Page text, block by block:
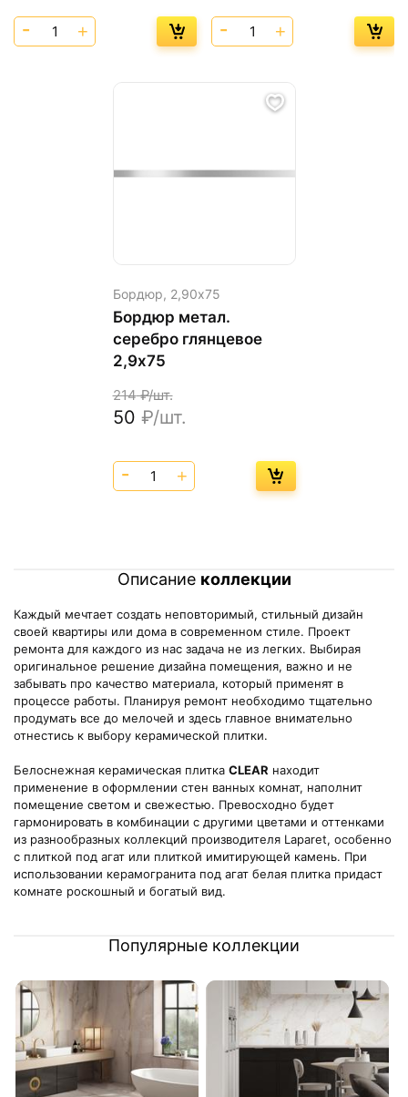
Бордюр, 2,90х75
Бордюр метал.
серебро глянцевое
2,9х75
214₽/шт.
50 ₽/шт.
Описание коллекции
Каждый мечтает создать неповторимый, стильный дизайн
своей квартиры или дома в современном стиле. Проект
ремонта для каждого из нас задача не из легких. Выбирая
оригинальное решение дизайна помещения, важно и не
забывать про качество материала, который применят в
процессе работы. Планируя ремонт необходимо тщательно
продумать все до мелочей и здесь главное внимательно
отнестись к выбору керамической плитки.
Белоснежная керамическая плитка CLEAR находит
применение в оформлении стен ванных комнат, наполнит
помещение светом и свежестью. Превосходно будет
гармонировать в комбинации с другими цветами и оттенками
из разнообразных коллекций производителя Laparet, особенно
с плиткой под агат или плиткой имитирующей камень. При
использовании керамогранита под агат белая плитка придаст
комнате роскошный и богатый вид.
Популярные коллекции